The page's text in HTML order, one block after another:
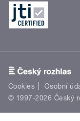
Cookies Osobní
© 1997-2026 Český